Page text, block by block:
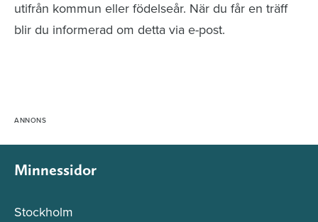
utifrån kommun eller födelseår. När du får en träff
blir du informerad om detta via e-post.
Minnessidor
Stockholm